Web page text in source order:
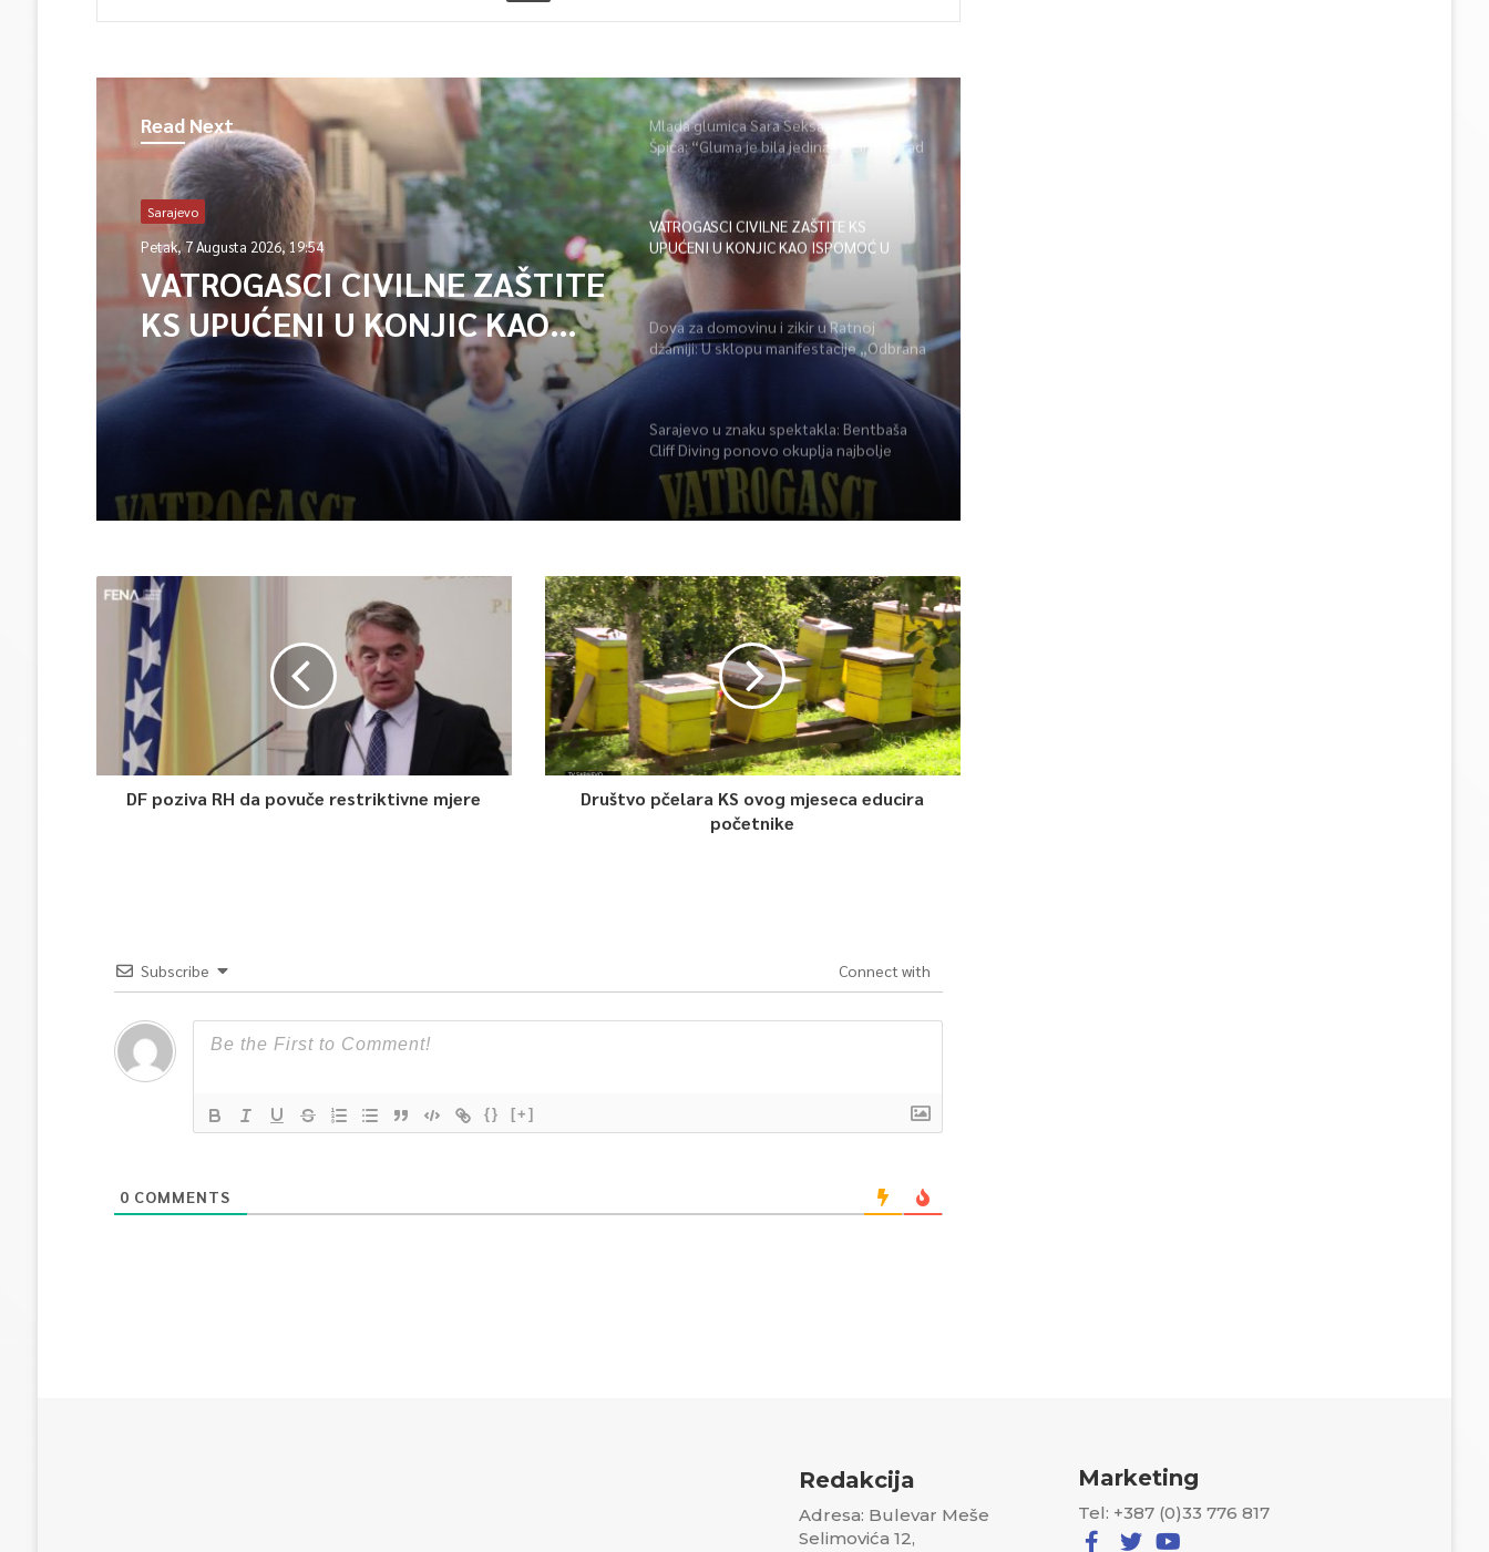
Read Next
Sarajevo
Petak, 7 Augusta 2026, 19:54
VATROGASCI CIVILNE ZAŠTITE
KS UPUĆENI U KONJIC KAO
ISPOMOĆ U GAŠENJU POŽARA
Mlada glumica Sara Seksan u emisiji
Špica: “Gluma je bila jedina opcija, uz rad
i disciplinu sve je moguće”
VATROGASCI CIVILNE ZAŠTITE KS
UPUĆENI U KONJIC KAO ISPOMOĆ U
GAŠENJU POŽARA
Dova za domovinu i zikir u Ratnoj
džamiji: U sklopu manifestacije „Odbrana
BiH – Igman 2026“ odana počast
Sarajevo u znaku spektakla: Bentbaša
Cliff Diving ponovo okuplja najbolje
skakače i vrhunsku zabavu
DF poziva RH da povuče restriktivne mjere
Društvo pčelara KS ovog mjeseca educira
početnike
Subscribe Connect with
{} [+]
0 COMMENTS
Redakcija
Adresa: Bulevar Meše
Selimovića 12,
Marketing
Tel: +387 (0)33 776 817